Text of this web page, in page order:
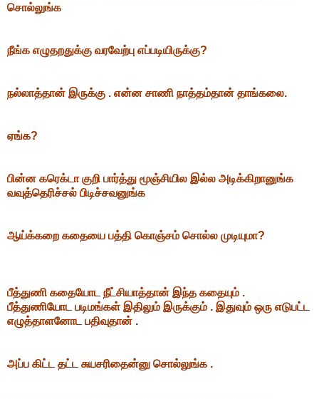
சொல்லுங்க
நீங்க எழுதறதுக்கு வரவேற்பு எப்படியிருக்கு?
நல்லாத்தான் இருக்கு . என்ன சாணி நாத்தம்தான் தாங்கலை.
ஏங்க?
பின்ன கரெக்டா குறி பார்த்து மூஞ்சியில இல்ல அடிக்கிறானுங்க
வவுத்தெரிச்சல் பிடிச்சவனுங்க
ஆய்க்கறை கதையை பத்தி கொஞ்சம் சொல்ல முடியுமா?
பீத்துணி கதையோட நீட்சியாத்தான் இந்த கதையும் .
பீத்துணியோட படிமங்கள் இதிலும் இருக்கும் . இதுவும் ஒரு எடுபட்ட
எழுத்தாளனோட பதிவுதான் .
அப்ப கிட்ட தட்ட சுயசரிதைன்னு சொல்லுங்க .